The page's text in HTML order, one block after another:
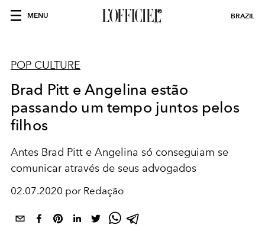
MENU BRAZIL
POP CULTURE
Brad Pitt e Angelina estão
passando um tempo juntos pelos
filhos
Antes Brad Pitt e Angelina só conseguiam se
comunicar através de seus advogados
02.07.2020 por Redação